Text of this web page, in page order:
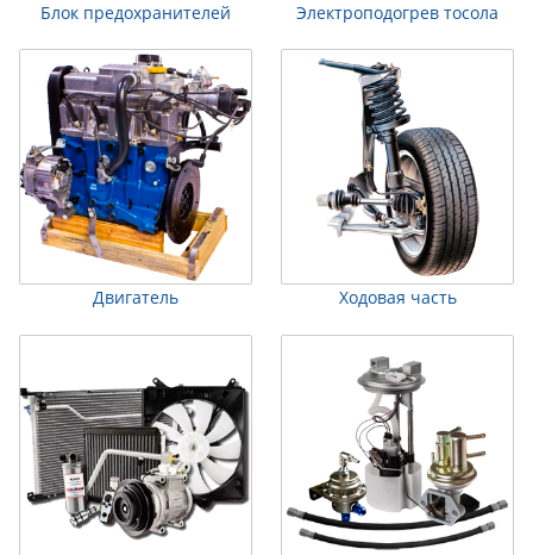
Блок предохранителей Электроподогрев тосола
Двигатель Ходовая часть